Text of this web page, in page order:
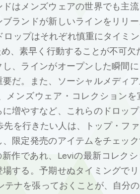
はメンズウェアの世界でも主
ランドが新しいラインをリリ
ップはそれぞれ慎重にタイミ
、素早く行動することが不可欠
、ラインがオープンした瞬間
だ。また、ソーシャルメディ
メンズウェア・コレクションを
増やすなど、これらのドロッ
を行きたい人は、トップ・フ
限定発売のアイテムをチェッ
作であれ、Leviの最新コレク
する。予期せぬタイミングで
テナを張っておくことが、自分